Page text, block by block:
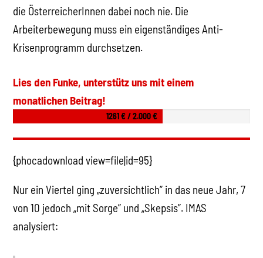
die ÖsterreicherInnen dabei noch nie. Die
Arbeiterbewegung muss ein eigenständiges Anti-
Krisenprogramm durchsetzen.
Lies den Funke, unterstütz uns mit einem
monatlichen Beitrag!
1261 € / 2.000 €
{phocadownload view=file|id=95}
Nur ein Viertel ging „zuversichtlich” in das neue Jahr, 7
von 10 jedoch „mit Sorge” und „Skepsis”. IMAS
analysiert: